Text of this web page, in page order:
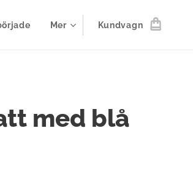
Mer Kundvagn
med blå